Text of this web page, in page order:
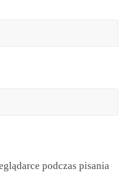
podczas pisania